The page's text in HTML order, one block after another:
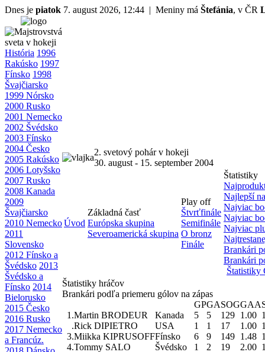
Dnes je piatok 7. august 2026, 12:44 | Meniny má Štefánia, v ČR
História 1996
Rakúsko 1997
Fínsko 1998
Švajčiarsko
1999 Nórsko
2000 Rusko
2001 Nemecko
2002 Švédsko
2003 Fínsko
2004 Česko
2005 Rakúsko
2006 Lotyšsko
2007 Rusko
2008 Kanada
2009
Švajčiarsko
2010 Nemecko
2011
Slovensko
2012 Fínsko a
Švédsko 2013
Švédsko a
Fínsko 2014
Bielorusko
2015 Česko
2016 Rusko
2017 Nemecko
a Francúz.
2. svetový pohár v hokeji
30. august - 15. september 2004
Úvod
Základná časť
Európska skupina
Severoamerická skupina
Play off
Štvrťfinále
Semifinále
O bronz
Finále
Štatistiky
Najlepší
Najviac
Najviac
Najviac
Brankári
Brankári
Štatistiky
Štatistiky hráčov
Brankári podľa priemeru gólov na zápas
GPGASOGGAA
1.Martin BRODEUR Kanada 5 5 129 1.00
.Rick DIPIETRO USA 1 1 17 1.00
3.Miikka KIPRUSOFFFínsko 6 9 149 1.48
4.Tommy SALO Švédsko 1 2 19 2.00